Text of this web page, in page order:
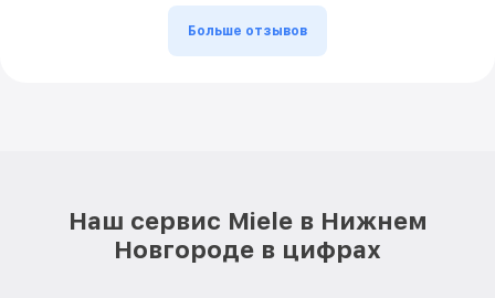
Больше отзывов
Наш сервис Miele в Нижнем
Новгороде в цифрах